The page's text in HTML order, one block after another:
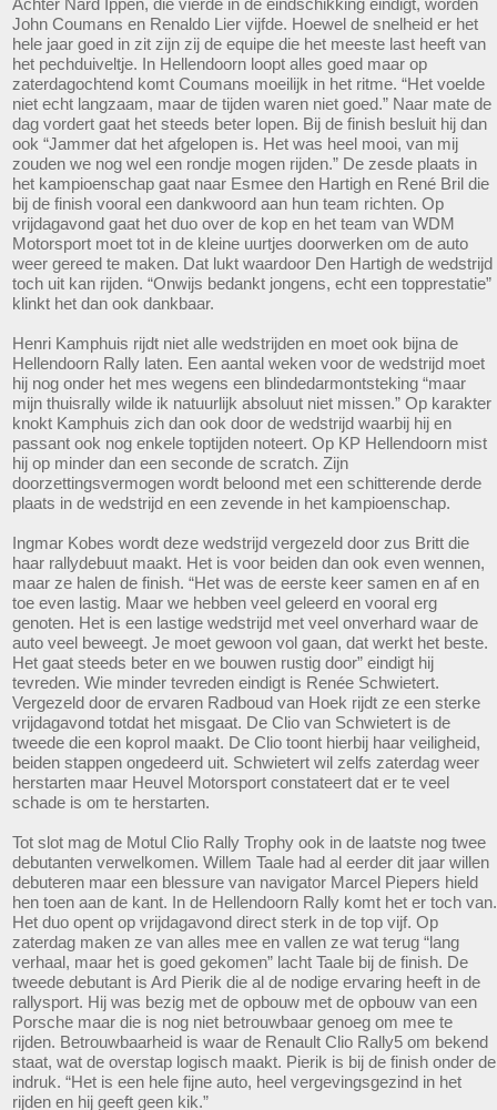
Achter Nard Ippen, die vierde in de eindschikking eindigt, worden
John Coumans en Renaldo Lier vijfde. Hoewel de snelheid er het
hele jaar goed in zit zijn zij de equipe die het meeste last heeft van
het pechduiveltje. In Hellendoorn loopt alles goed maar op
zaterdagochtend komt Coumans moeilijk in het ritme. “Het voelde
niet echt langzaam, maar de tijden waren niet goed.” Naar mate de
dag vordert gaat het steeds beter lopen. Bij de finish besluit hij dan
ook “Jammer dat het afgelopen is. Het was heel mooi, van mij
zouden we nog wel een rondje mogen rijden.” De zesde plaats in
het kampioenschap gaat naar Esmee den Hartigh en René Bril die
bij de finish vooral een dankwoord aan hun team richten. Op
vrijdagavond gaat het duo over de kop en het team van WDM
Motorsport moet tot in de kleine uurtjes doorwerken om de auto
weer gereed te maken. Dat lukt waardoor Den Hartigh de wedstrijd
toch uit kan rijden. “Onwijs bedankt jongens, echt een topprestatie”
klinkt het dan ook dankbaar.
Henri Kamphuis rijdt niet alle wedstrijden en moet ook bijna de
Hellendoorn Rally laten. Een aantal weken voor de wedstrijd moet
hij nog onder het mes wegens een blindedarmontsteking “maar
mijn thuisrally wilde ik natuurlijk absoluut niet missen.” Op karakter
knokt Kamphuis zich dan ook door de wedstrijd waarbij hij en
passant ook nog enkele toptijden noteert. Op KP Hellendoorn mist
hij op minder dan een seconde de scratch. Zijn
doorzettingsvermogen wordt beloond met een schitterende derde
plaats in de wedstrijd en een zevende in het kampioenschap.
Ingmar Kobes wordt deze wedstrijd vergezeld door zus Britt die
haar rallydebuut maakt. Het is voor beiden dan ook even wennen,
maar ze halen de finish. “Het was de eerste keer samen en af en
toe even lastig. Maar we hebben veel geleerd en vooral erg
genoten. Het is een lastige wedstrijd met veel onverhard waar de
auto veel beweegt. Je moet gewoon vol gaan, dat werkt het beste.
Het gaat steeds beter en we bouwen rustig door” eindigt hij
tevreden. Wie minder tevreden eindigt is Renée Schwietert.
Vergezeld door de ervaren Radboud van Hoek rijdt ze een sterke
vrijdagavond totdat het misgaat. De Clio van Schwietert is de
tweede die een koprol maakt. De Clio toont hierbij haar veiligheid,
beiden stappen ongedeerd uit. Schwietert wil zelfs zaterdag weer
herstarten maar Heuvel Motorsport constateert dat er te veel
schade is om te herstarten.
Tot slot mag de Motul Clio Rally Trophy ook in de laatste nog twee
debutanten verwelkomen. Willem Taale had al eerder dit jaar willen
debuteren maar een blessure van navigator Marcel Piepers hield
hen toen aan de kant. In de Hellendoorn Rally komt het er toch van.
Het duo opent op vrijdagavond direct sterk in de top vijf. Op
zaterdag maken ze van alles mee en vallen ze wat terug “lang
verhaal, maar het is goed gekomen” lacht Taale bij de finish. De
tweede debutant is Ard Pierik die al de nodige ervaring heeft in de
rallysport. Hij was bezig met de opbouw met de opbouw van een
Porsche maar die is nog niet betrouwbaar genoeg om mee te
rijden. Betrouwbaarheid is waar de Renault Clio Rally5 om bekend
staat, wat de overstap logisch maakt. Pierik is bij de finish onder de
indruk. “Het is een hele fijne auto, heel vergevingsgezind in het
rijden en hij geeft geen kik.”